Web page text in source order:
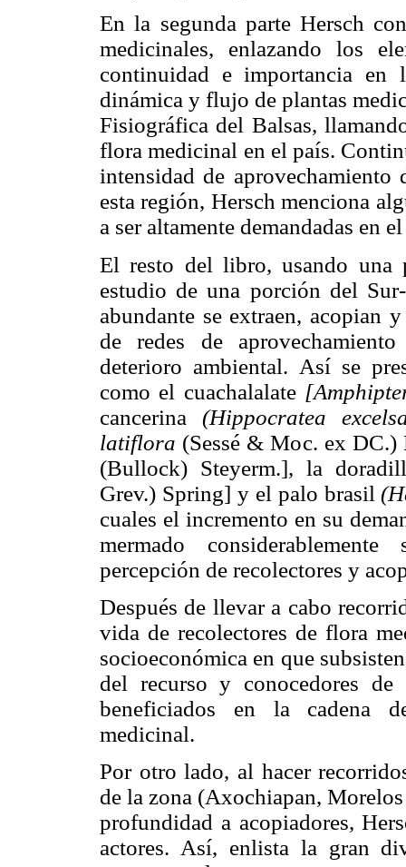
En la segunda parte Hersch
medicinales, enlazando los
continuidad e importancia en
dinámica y flujo de plantas
Fisiográfica del Balsas,
flora medicinal en el país.
intensidad de
esta región, Hersch menciona
a ser altamente demandadas en
El resto del libro, usando una
estudio de una porción del
abundante se extraen, acopian
de redes de
deterioro ambiental. Así se
como el cuachalalate
cancerina (Hippocratea
latiflora (Sessé & Moc. ex
(Bullock) Steyerm.], la
Grev.) Spring] y el palo brasil
cuales el incremento en su
mermado
percepción de recolectores y
Después de llevar a cabo
vida de recolectores de flora
socioeconómica en que
del recurso y conocedores
beneficiados en la cadena
medicinal.
Por otro lado, al hacer
de la zona (Axochiapan,
profundidad a acopiadores,
actores. Así, enlista la gran